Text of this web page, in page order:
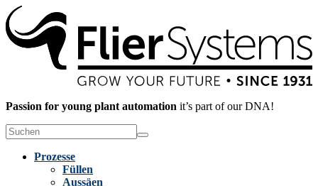
Passion for young plant automation it’s part of our DNA!
Prozesse
Füllen
Aussäen